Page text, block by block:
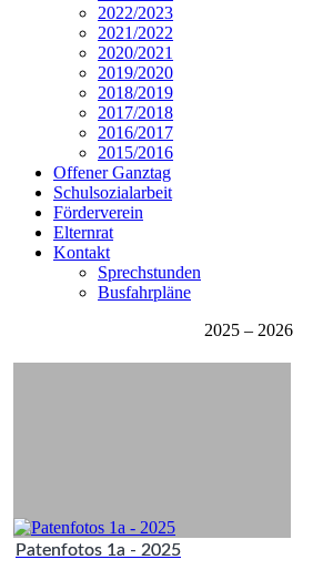
2022/2023
2021/2022
2020/2021
2019/2020
2018/2019
2017/2018
2016/2017
2015/2016
Offener Ganztag
Schulsozialarbeit
Förderverein
Elternrat
Kontakt
Sprechstunden
Busfahrpläne
2025 – 2026
Patenfotos 1a - 2025